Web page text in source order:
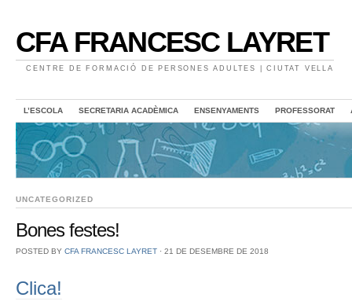
CFA FRANCESC LAYRET
CENTRE DE FORMACIÓ DE PERSONES ADULTES | CIUTAT VELLA
L’ESCOLA SECRETARIA ACADÈMICA ENSENYAMENTS PROFESSORAT
UNCATEGORIZED
Bones festes!
POSTED BY CFA FRANCESC LAYRET ⋅ 21 DE DESEMBRE DE 2018
Clica!